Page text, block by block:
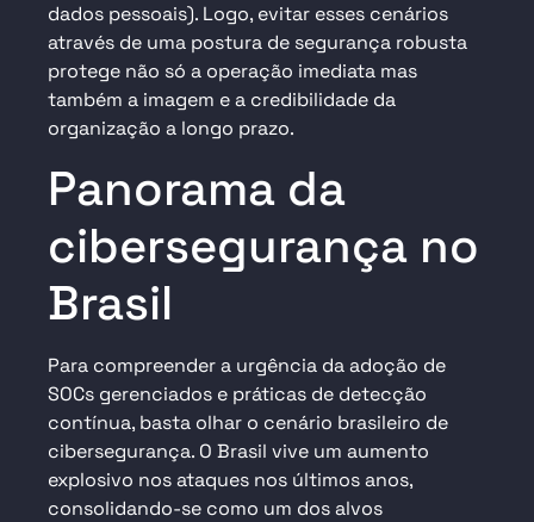
dados pessoais). Logo, evitar esses cenários
através de uma postura de segurança robusta
protege não só a operação imediata mas
também a imagem e a credibilidade da
organização a longo prazo.
Panorama da
cibersegurança no
Brasil
Para compreender a urgência da adoção de
SOCs gerenciados e práticas de detecção
contínua, basta olhar o cenário brasileiro de
cibersegurança. O Brasil vive um aumento
explosivo nos ataques nos últimos anos,
consolidando-se como um dos alvos